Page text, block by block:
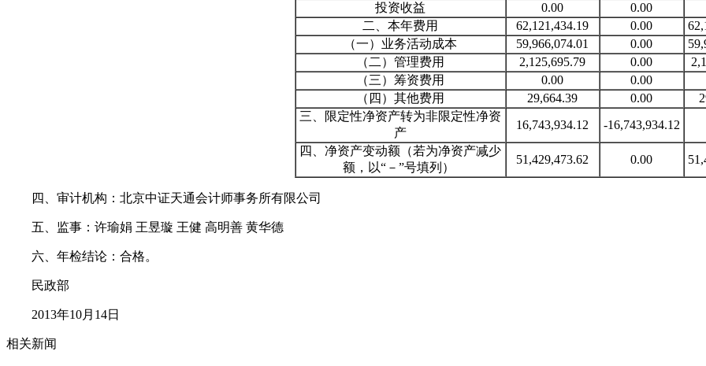
投资收益
0.00
0.00
二、本年费用
62,121,434.19 0.00
（一）业务活动成本
59,966,074.01 0.00
（二）管理费用
2,125,695.79 0.00
（三）筹资费用
0.00
0.00
（四）其他费用
29,664.39 0.00
三、限定性净资产转为非限定性净资
产
16,743,934.12
-16,743,934.12
四、净资产变动额（若为净资产减少
额，以“－”号填列）
51,429,473.62 0.00
四、审计机构：北京中证天通会计师事务所有限公司
五、监事：许瑜娟 王昱璇 王健 高明善 黄华德
六、年检结论：合格。
民政部
2013年10月14日
相关新闻